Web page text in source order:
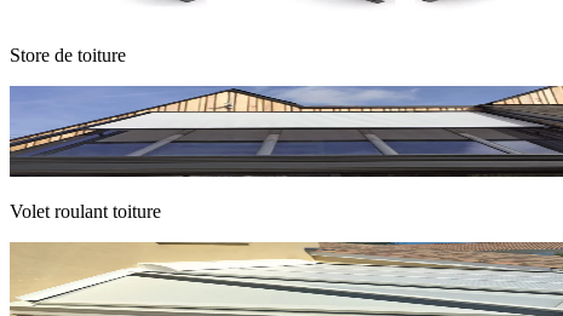
Store de toiture
Volet roulant toiture